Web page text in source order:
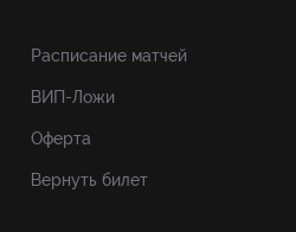
Расписание матчей
ВИП-Ложи
Оферта
Вернуть билет